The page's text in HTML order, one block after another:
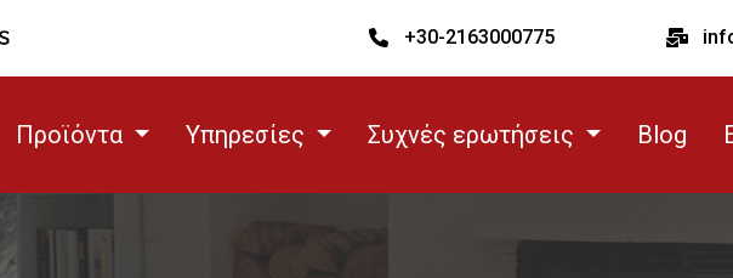
+30-2163000775
Προϊόντα Υπηρεσίες Συχνές ερωτήσεις Blog